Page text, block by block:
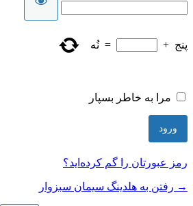
پنج +
= نُه
مرا به خاطر بسپار
رمز عبورتان را گم کرده‌اید؟
→ رفتن به هلدینگ سیمان سبزوار